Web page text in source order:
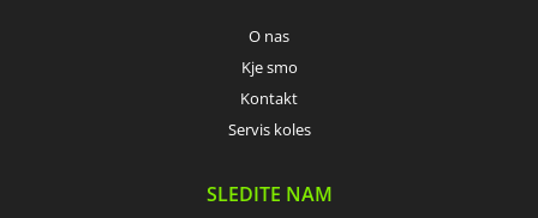
O nas
Kje smo
Kontakt
Servis koles
SLEDITE NAM